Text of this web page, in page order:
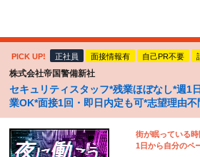
PICK UP! 正社員 面接情報有 自己PR不要
株式会社帝国警備新社
セキュリティスタッフ*残業ほぼなし*週1
業OK*面接1回・即日内定も可*志望理由不
街が眠っている
1日から自分のペ